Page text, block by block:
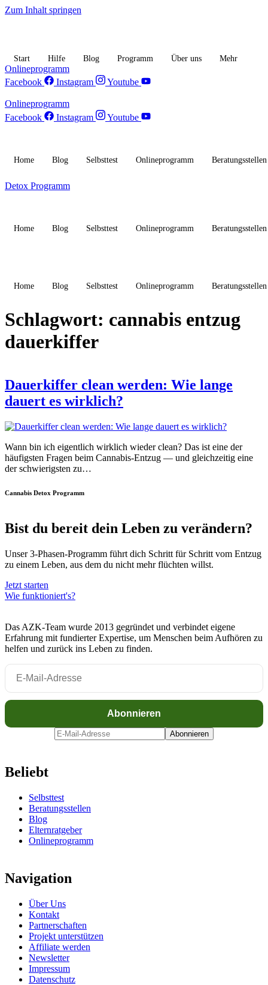
Zum Inhalt springen
Start Hilfe Blog Programm Über uns Mehr
Onlineprogramm
Facebook
Instagram Youtube
Onlineprogramm
Facebook
Instagram Youtube
Home Blog Selbsttest Onlineprogramm Beratungsstellen
Detox Programm
Home Blog Selbsttest Onlineprogramm Beratungsstellen
Home Blog Selbsttest Onlineprogramm Beratungsstellen
Schlagwort: cannabis entzug
dauerkiffer
Dauerkiffer clean werden: Wie lange
dauert es wirklich?
Wann bin ich eigentlich wirklich wieder clean? Das ist eine der
häufigsten Fragen beim Cannabis-Entzug — und gleichzeitig eine
der schwierigsten zu…
Cannabis Detox Programm
Bist du bereit dein Leben zu verändern?
Unser 3-Phasen-Programm führt dich Schritt für Schritt vom Entzug
zu einem Leben, aus dem du nicht mehr flüchten willst.
Jetzt starten
Wie funktioniert's?
Das AZK-Team wurde 2013 gegründet und verbindet eigene
Erfahrung mit fundierter Expertise, um Menschen beim Aufhören zu
helfen und zurück ins Leben zu finden.
Beliebt
Selbsttest
Beratungsstellen
Blog
Elternratgeber
Onlineprogramm
Navigation
Über Uns
Kontakt
Partnerschaften
Projekt unterstützen
Affiliate werden
Newsletter
Impressum
Datenschutz